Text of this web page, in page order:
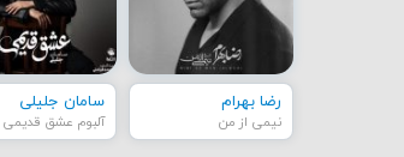
رضا بهرام
نیمی از من
سامان جلیلی
آلبوم عشق قدیمی